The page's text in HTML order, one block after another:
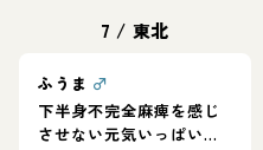
7 / 東北
ふうま ♂
下半身不完全麻痺を感じ
させない元気いっぱいの